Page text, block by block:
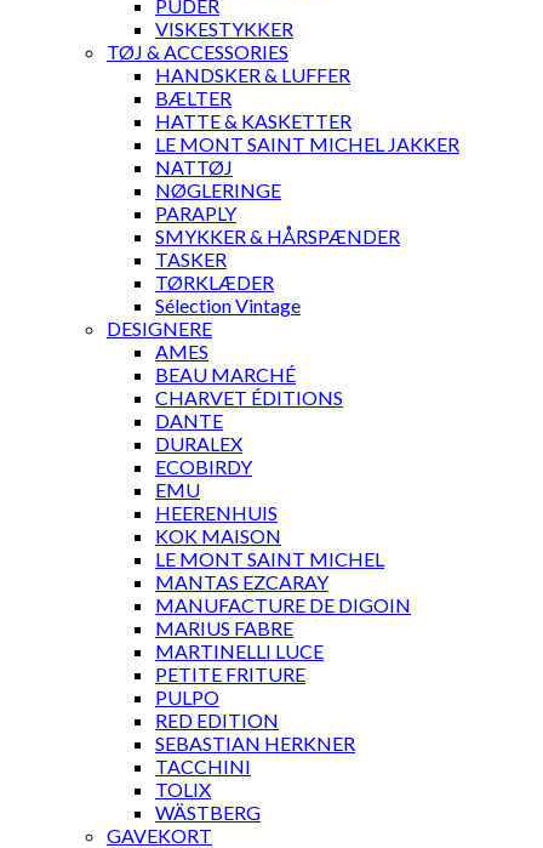
PUDER
VISKESTYKKER
TØJ & ACCESSORIES
HANDSKER & LUFFER
BÆLTER
HATTE & KASKETTER
LE MONT SAINT MICHEL JAKKER
NATTØJ
NØGLERINGE
PARAPLY
SMYKKER & HÅRSPÆNDER
TASKER
TØRKLÆDER
Sélection Vintage
DESIGNERE
AMES
BEAU MARCHÉ
CHARVET ÉDITIONS
DANTE
DURALEX
ECOBIRDY
EMU
HEERENHUIS
KOK MAISON
LE MONT SAINT MICHEL
MANTAS EZCARAY
MANUFACTURE DE DIGOIN
MARIUS FABRE
MARTINELLI LUCE
PETITE FRITURE
PULPO
RED EDITION
SEBASTIAN HERKNER
TACCHINI
TOLIX
WÄSTBERG
GAVEKORT